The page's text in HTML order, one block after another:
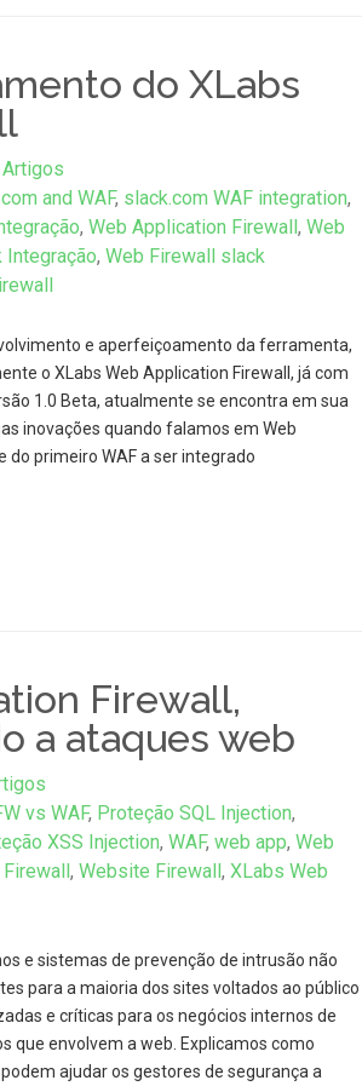
do XLabs
Artigos
and WAF, slack.com WAF integration,
, Web Application Firewall, Web
Integração, Web Firewall slack
e aperfeiçoamento da ferramenta,
o XLabs Web Application Firewall, já com
1.0 Beta, atualmente se encontra em sua
inovações quando falamos em Web
do primeiro WAF a ser integrado
Firewall,
a ataques web
vs WAF, Proteção SQL Injection,
XSS Injection, WAF, web app, Web
, Website Firewall, XLabs Web
e sistemas de prevenção de intrusão não
para a maioria dos sites voltados ao público
e críticas para os negócios internos de
que envolvem a web. Explicamos como
ajudar os gestores de segurança a